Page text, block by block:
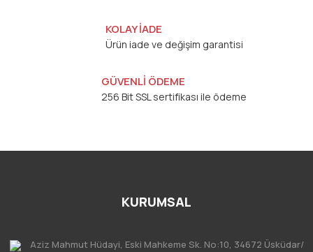
KOLAY İADE
Ürün iade ve değişim garantisi
GÜVENLİ ÖDEME
256 Bit SSL sertifikası ile ödeme
KURUMSAL
Aziz Mahmut Hüdayi, Eski Mahkeme Sk. No:10, 34672 Üsküdar/